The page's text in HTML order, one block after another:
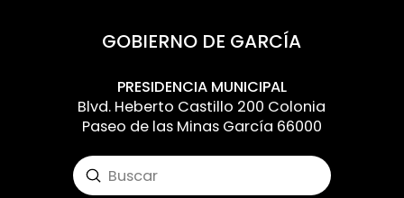
GOBIERNO DE GARCÍA
PRESIDENCIA MUNICIPAL
Blvd. Heberto Castillo 200 Colonia
Paseo de las Minas García 66000
Search
Submit